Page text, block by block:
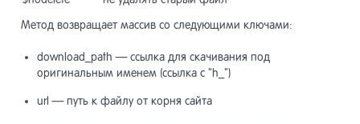
Метод возвращает массив со следующими ключами:
download_path — ссылка для скачивания под
оригинальным именем (ссылка с "h_")
url — путь к файлу от корня сайта